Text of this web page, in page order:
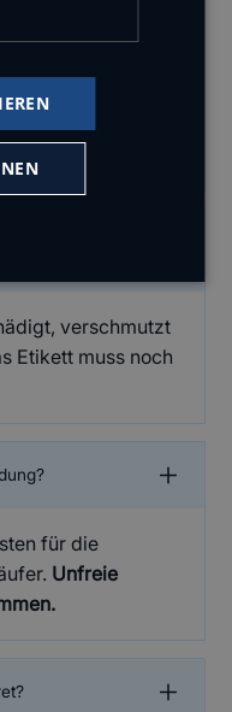
von14 Tagen
eine Retoure
verschmutzt
Etikett muss noch
für die
Unfreie